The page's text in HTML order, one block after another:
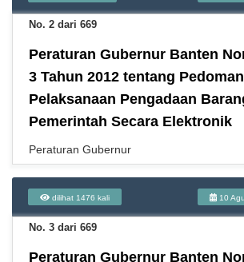
No. 2 dari 669
Peraturan Gubernur Banten
3 Tahun 2012 tentang Pedoman
Pelaksanaan Pengadaan
Pemerintah Secara Elektronik
Peraturan Gubernur
dilihat 1476 kali 10
No. 3 dari 669
Peraturan Gubernur Banten